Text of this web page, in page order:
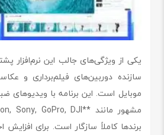
یکی از ویژگی‌های جالب این نرم‌افزار
سازنده دوربین‌های فیلم‌برداری و
موبایل است. این برنامه با ویدیوهای
برندها کاملاً سازگار است. برای افزایش